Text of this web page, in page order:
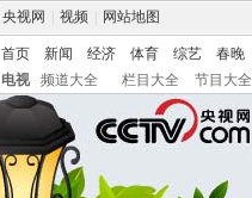
央视网 视频 网站地图
首页 新闻 经济 体育 综艺 春晚
电视
频道大全 栏目大全 节目大全